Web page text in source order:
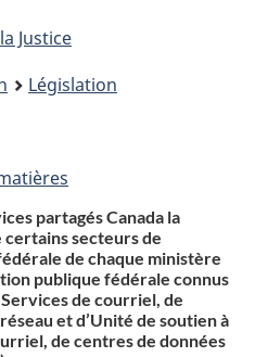
Justice
Législation
partagés Canada la
certains secteurs de
de chaque ministère
publique fédérale connus
Services de courriel, de
et d’Unité de soutien à
de centres de données